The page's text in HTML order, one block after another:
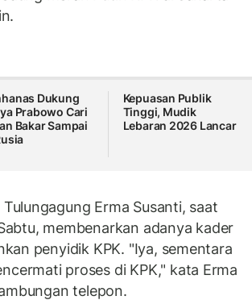
Dukung
Prabowo Cari
Bakar Sampai
Kepuasan Publik
Tinggi, Mudik
Lebaran 2026 Lancar
Erma Susanti, saat
membenarkan adanya kader
penyidik KPK. "Iya, sementara
proses di KPK," kata Erma
telepon.